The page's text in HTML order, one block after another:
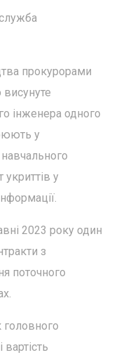
прокурорами
висунуте
інженера одного
у
укриттів у
2023 року один
з
поточного
головного